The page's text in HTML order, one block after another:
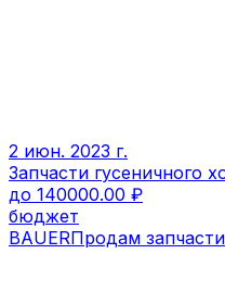
2 июн. 2023 г.
Запчасти гусеничного
до 140000.00 ₽
бюджет
BAUERПродам запчасти